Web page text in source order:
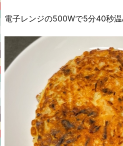
電子レンジの500Wで5分40秒温